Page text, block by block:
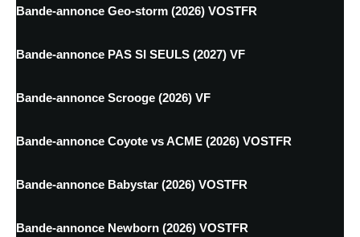
Bande-annonce Geo-storm (2026) VOSTFR
Bande-annonce PAS SI SEULS (2027) VF
Bande-annonce Scrooge (2026) VF
Bande-annonce Coyote vs ACME (2026) VOSTFR
Bande-annonce Babystar (2026) VOSTFR
Bande-annonce Newborn (2026) VOSTFR